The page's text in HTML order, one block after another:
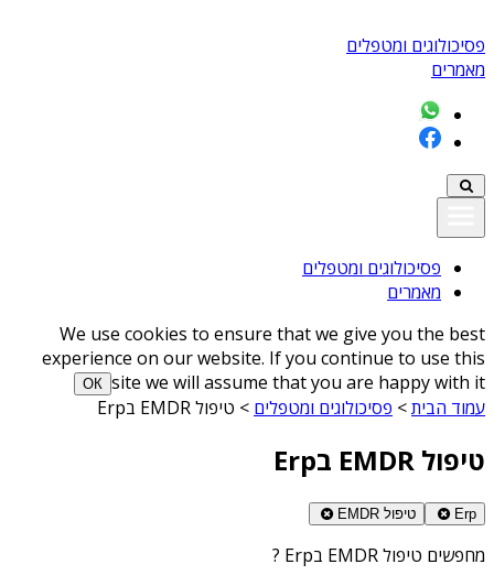
פסיכולוגים ומטפלים
מאמרים
פסיכולוגים ומטפלים
מאמרים
We use cookies to ensure that we give you the best
experience on our website. If you continue to use this
site we will assume that you are happy with it
ОК
עמוד הבית> פסיכולוגים ומטפלים > טיפול EMDR בErp
טיפול EMDR בErp
Erp טיפול EMDR
מחפשים טיפול EMDR בErp ?